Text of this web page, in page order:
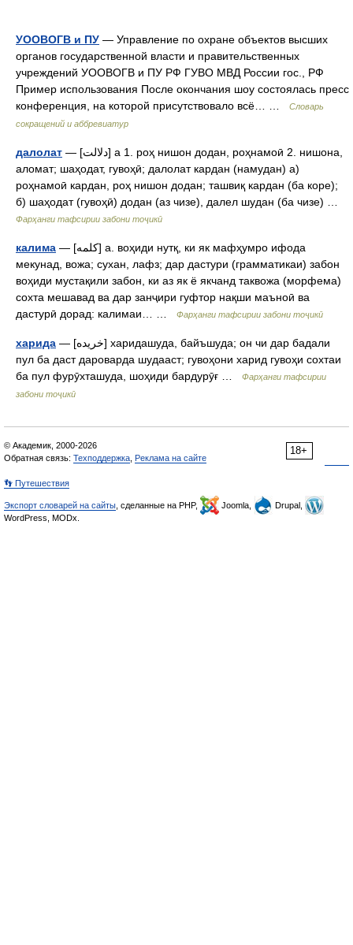
УООВОГВ и ПУ — Управление по охране объектов высших
органов государственной власти и правительственных
учреждений УООВОГВ и ПУ РФ ГУВО МВД России гос., РФ
Пример использования После окончания шоу состоялась пресс
конференция, на которой присутствовало всё… …
Словарь
сокращений и аббревиатур
далолат — [دلالت] а 1. роҳ нишон додан, роҳнамоӣ 2. нишона,
аломат; шаҳодат, гувоҳӣ; далолат кардан (намудан) а)
роҳнамоӣ кардан, роҳ нишон додан; ташвиқ кардан (ба коре);
б) шаҳодат (гувоҳӣ) додан (аз чизе), далел шудан (ба чизе) …
Фарҳанги тафсирии забони тоҷикӣ
калима — [کلمه] а. воҳиди нутқ, ки як мафҳумро ифода
мекунад, вожа; сухан, лафз; дар дастури (грамматикаи) забон
воҳиди мустақили забон, ки аз як ё якчанд таквожа (морфема)
сохта мешавад ва дар занҷири гуфтор нақши маъноӣ ва
дастурӣ дорад: калимаи… …
Фарҳанги тафсирии забони тоҷикӣ
харида — [خريده] харидашуда, байъшуда; он чи дар бадали
пул ба даст дароварда шудааст; гувоҳони харид гувоҳи сохтаи
ба пул фурӯхташуда, шоҳиди бардурӯғ …
Фарҳанги тафсирии
забони тоҷикӣ
18+
© Академик, 2000-2026
Обратная связь: Техподдержка Реклама на сайте
👣 Путешествия
Экспорт словарей на сайты , сделанные на PHP, Joomla,
Drupal,
WordPress, MODx.